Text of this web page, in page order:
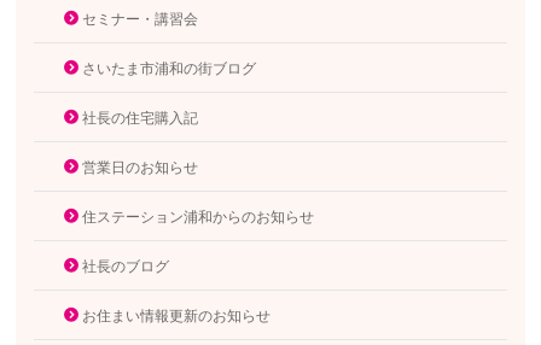
セミナー・講習会
さいたま市浦和の街ブログ
社長の住宅購入記
営業日のお知らせ
住ステーション浦和からのお知らせ
社長のブログ
お住まい情報更新のお知らせ